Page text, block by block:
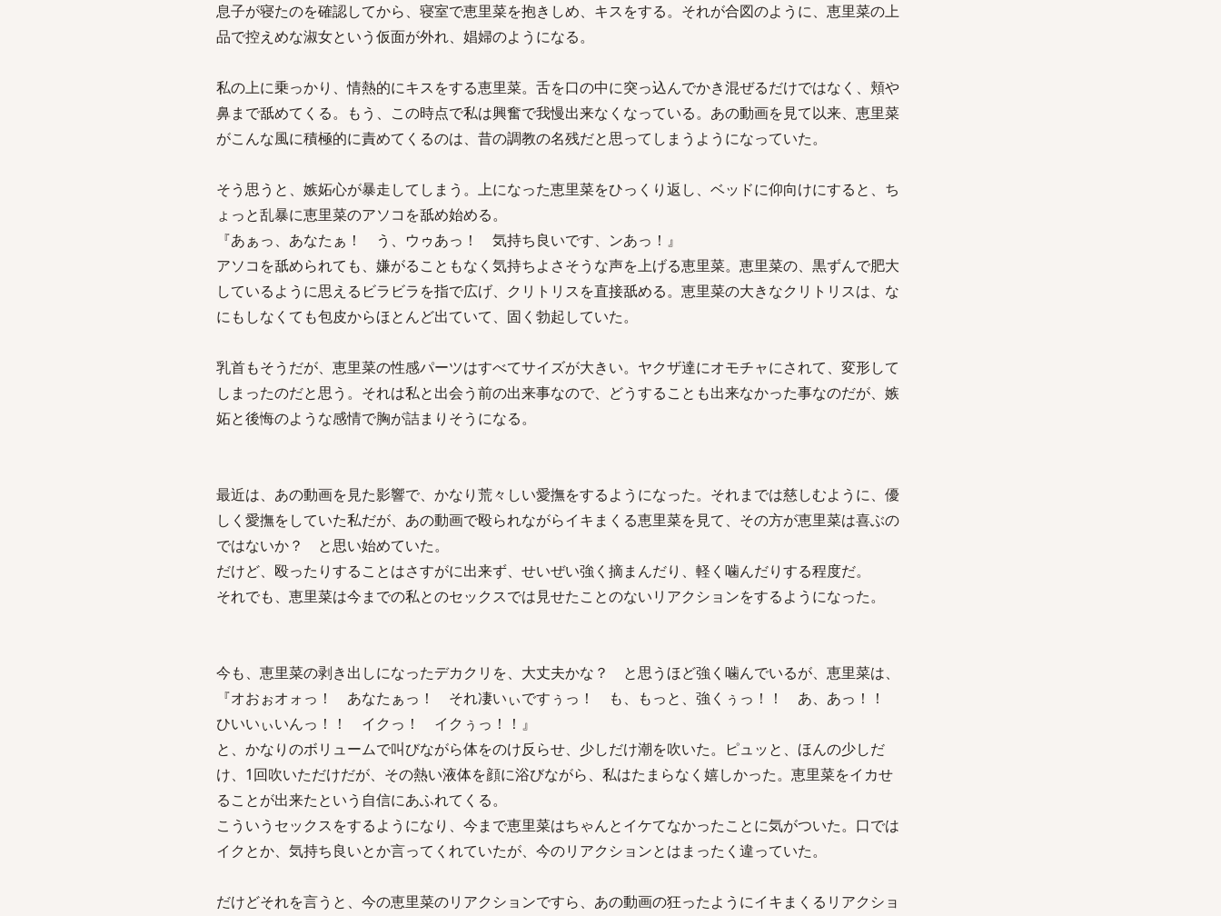
息子が寝たのを確認してから、寝室で恵里菜を抱きしめ、キスをする。それが合図のように、恵里菜の上
品で控えめな淑女という仮面が外れ、娼婦のようになる。
私の上に乗っかり、情熱的にキスをする恵里菜。舌を口の中に突っ込んでかき混ぜるだけではなく、頬や
鼻まで舐めてくる。もう、この時点で私は興奮で我慢出来なくなっている。あの動画を見て以来、恵里菜
がこんな風に積極的に責めてくるのは、昔の調教の名残だと思ってしまうようになっていた。
そう思うと、嫉妬心が暴走してしまう。上になった恵里菜をひっくり返し、ベッドに仰向けにすると、ち
ょっと乱暴に恵里菜のアソコを舐め始める。
『あぁっ、あなたぁ！ う、ウゥあっ！ 気持ち良いです、ンあっ！』
アソコを舐められても、嫌がることもなく気持ちよさそうな声を上げる恵里菜。恵里菜の、黒ずんで肥大
しているように思えるビラビラを指で広げ、クリトリスを直接舐める。恵里菜の大きなクリトリスは、な
にもしなくても包皮からほとんど出ていて、固く勃起していた。
乳首もそうだが、恵里菜の性感パーツはすべてサイズが大きい。ヤクザ達にオモチャにされて、変形して
しまったのだと思う。それは私と出会う前の出来事なので、どうすることも出来なかった事なのだが、嫉
妬と後悔のような感情で胸が詰まりそうになる。
最近は、あの動画を見た影響で、かなり荒々しい愛撫をするようになった。それまでは慈しむように、優
しく愛撫をしていた私だが、あの動画で殴られながらイキまくる恵里菜を見て、その方が恵里菜は喜ぶの
ではないか？ と思い始めていた。
だけど、殴ったりすることはさすがに出来ず、せいぜい強く摘まんだり、軽く噛んだりする程度だ。
それでも、恵里菜は今までの私とのセックスでは見せたことのないリアクションをするようになった。
今も、恵里菜の剥き出しになったデカクリを、大丈夫かな？ と思うほど強く噛んでいるが、恵里菜は、
『オおぉオォっ！ あなたぁっ！ それ凄いぃですぅっ！ も、もっと、強くぅっ！！ あ、あっ！！
ひいいぃいんっ！！ イクっ！ イクぅっ！！』
と、かなりのボリュームで叫びながら体をのけ反らせ、少しだけ潮を吹いた。ピュッと、ほんの少しだ
け、1回吹いただけだが、その熱い液体を顔に浴びながら、私はたまらなく嬉しかった。恵里菜をイカせ
ることが出来たという自信にあふれてくる。
こういうセックスをするようになり、今まで恵里菜はちゃんとイケてなかったことに気がついた。口では
イクとか、気持ち良いとか言ってくれていたが、今のリアクションとはまったく違っていた。
だけどそれを言うと、今の恵里菜のリアクションですら、あの動画の狂ったようにイキまくるリアクショ